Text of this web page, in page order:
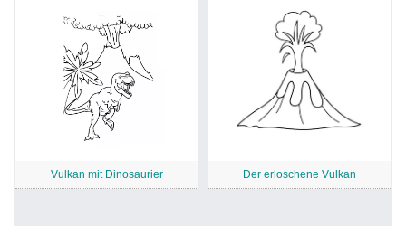
Vulkan mit Dinosaurier Der erloschene Vulkan